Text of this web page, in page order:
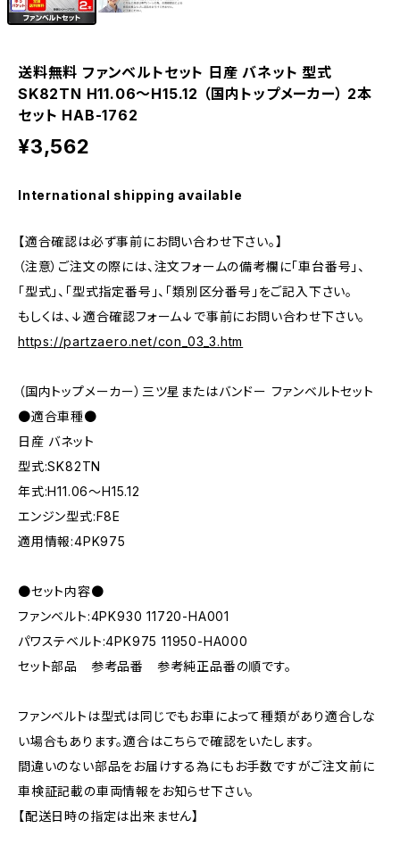
送料無料 ファンベルトセット 日産 バネット 型式
SK82TN H11.06～H15.12 （国内トップメーカー） 2本
セット HAB-1762
¥3,562
International shipping available
【適合確認は必ず事前にお問い合わせ下さい。】
（注意）ご注文の際には、注文フォームの備考欄に「車台番号」、
「型式」、「型式指定番号」、「類別区分番号」をご記入下さい。
もしくは、↓適合確認フォーム↓で事前にお問い合わせ下さい。
https://partzaero.net/con_03_3.htm
（国内トップメーカー）三ツ星またはバンドー ファンベルトセット
●適合車種●
日産 バネット
型式:SK82TN
年式:H11.06～H15.12
エンジン型式:F8E
適用情報:4PK975
●セット内容●
ファンベルト:4PK930 11720-HA001
パワステベルト:4PK975 11950-HA000
セット部品 参考品番 参考純正品番の順です。
ファンベルトは型式は同じでもお車によって種類があり適合しな
い場合もあります。適合はこちらで確認をいたします。
間違いのない部品をお届けする為にもお手数ですがご注文前に
車検証記載の車両情報をお知らせ下さい。
【配送日時の指定は出来ません】